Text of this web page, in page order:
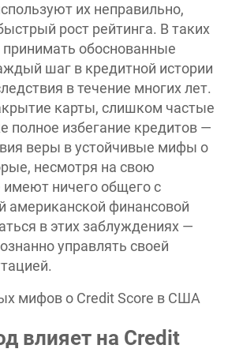
их неправильно,
рост рейтинга. В таких
обоснованные
шаг в кредитной истории
в течение многих лет.
карты, слишком частые
полное избегание кредитов —
веры в устойчивые мифы о
несмотря на свою
имеют ничего общего с
американской финансовой
в этих заблуждениях —
управлять своей
влияет на Credit